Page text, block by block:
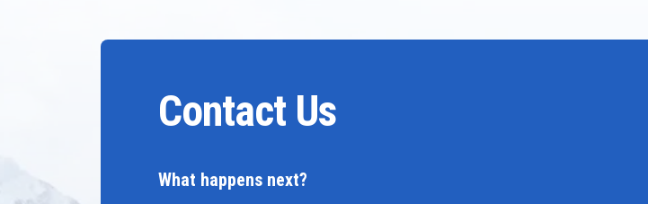
Contact Us
What happens next?